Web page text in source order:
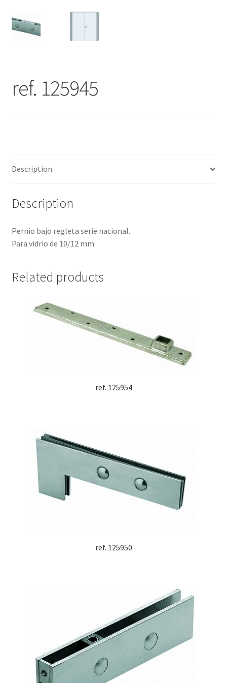
ref. 125945
Description
Description
Pernio bajo regleta serie nacional.
Para vidrio de 10/12 mm.
Related products
ref. 125954
ref. 125950